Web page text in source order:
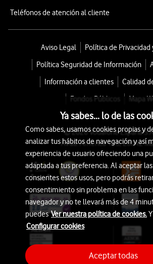
Teléfonos de atención al cliente
Aviso Legal
Política de Privacidad
Política Seguridad de Información
Información a clientes
Calidad
Fondos Públicos
Mapa
© 2026 Vodafone España
Avda. América 115, 28042
Ya sabes... lo de las
Como sabes, usamos cookies propias y
analizar tus hábitos de navegación y así
experiencia de usuario ofreciendo una
adaptada a tus preferencia. Al aceptar
consientes estos usos, pero podrás
consentimiento sin problema en las
navegador y no te llevará más de 4
puedesVer nuestra política de cookies.
Configurar cookies
Aceptar todas